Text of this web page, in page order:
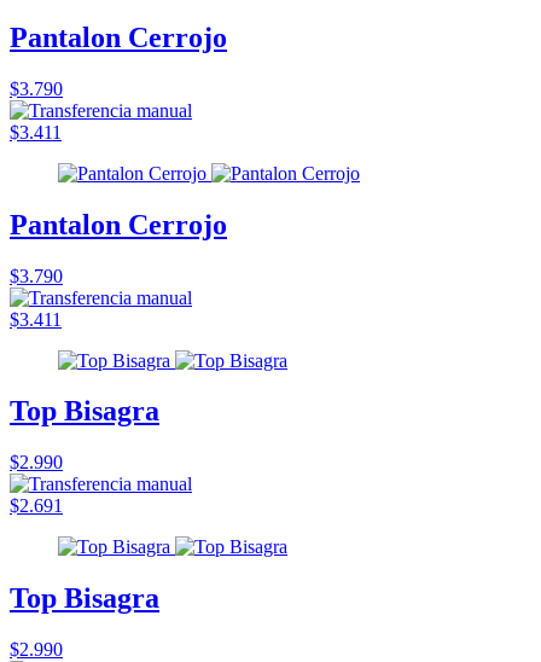
Pantalon Cerrojo
$3.790
$3.411
Pantalon Cerrojo
$3.790
$3.411
Top Bisagra
$2.990
$2.691
Top Bisagra
$2.990